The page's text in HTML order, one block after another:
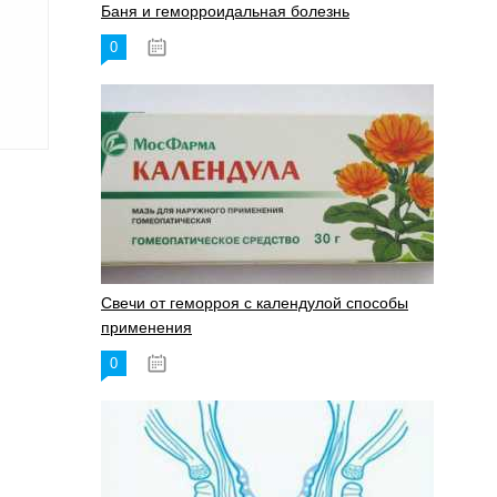
Баня и геморроидальная болезнь
0
Свечи от геморроя с календулой способы
применения
0